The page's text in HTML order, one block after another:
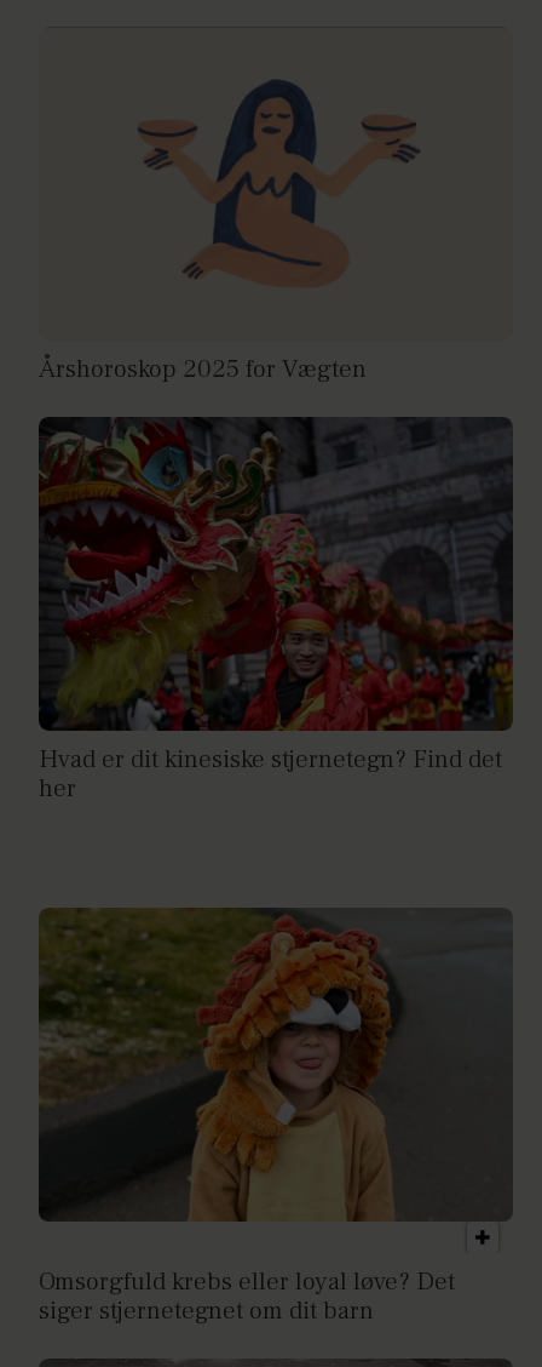
Årshoroskop 2025 for Vægten
Hvad er dit kinesiske stjernetegn? Find det
her
Omsorgfuld krebs eller loyal løve? Det
siger stjernetegnet om dit barn